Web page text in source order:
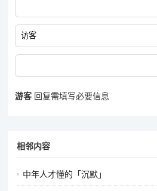
游客 回复需填写必要信息
相邻内容
中年人才懂的「沉默」